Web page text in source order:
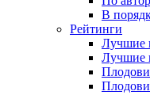
В
Рейтинги
Лучшие
Лучшие